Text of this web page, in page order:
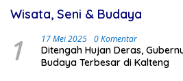
Wisata, Seni & Budaya
1 17 Mei 2025 0 Komentar
Ditengah Hujan Deras,
Budaya Terbesar di Kalteng